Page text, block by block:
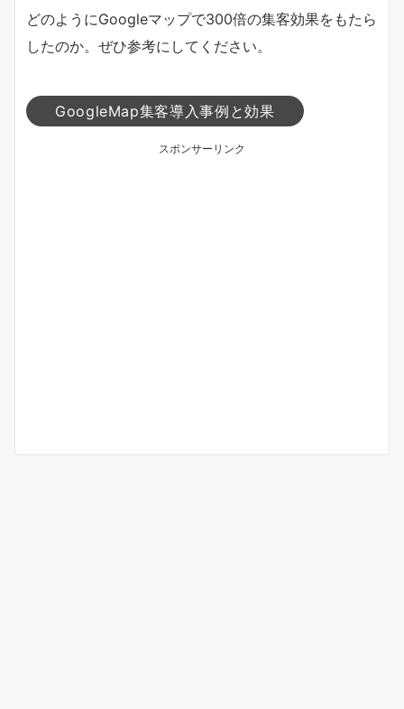
どのようにGoogleマップで300倍の集客効果をもたら
したのか。ぜひ参考にしてください。
GoogleMap集客導入事例と効果
スポンサーリンク